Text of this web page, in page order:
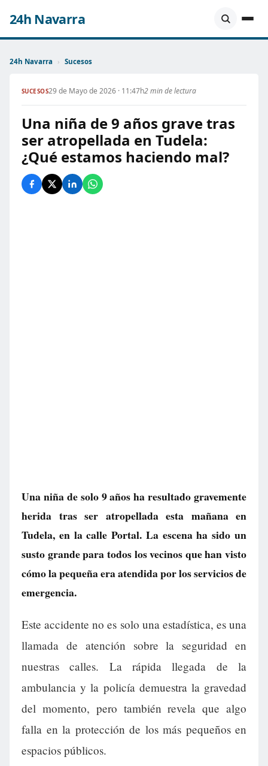
24h Navarra
24h Navarra › Sucesos
SUCESOS29 de Mayo de 2026 · 11:47h2 min de lectura
Una niña de 9 años grave tras
ser atropellada en Tudela:
¿Qué estamos haciendo mal?
Una niña de solo 9 años ha resultado gravemente
herida tras ser atropellada esta mañana en
Tudela, en la calle Portal. La escena ha sido un
susto grande para todos los vecinos que han visto
cómo la pequeña era atendida por los servicios de
emergencia.
Este accidente no es solo una estadística, es una
llamada de atención sobre la seguridad en
nuestras calles. La rápida llegada de la
ambulancia y la policía demuestra la gravedad
del momento, pero también revela que algo
falla en la protección de los más pequeños en
espacios públicos.